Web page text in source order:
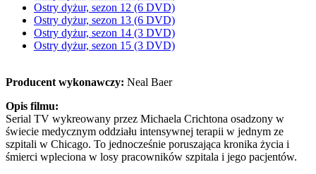
Ostry dyżur, sezon 12 (6 DVD)
Ostry dyżur, sezon 13 (6 DVD)
Ostry dyżur, sezon 14 (3 DVD)
Ostry dyżur, sezon 15 (3 DVD)
Producent wykonawczy: Neal Baer
Opis filmu:
Serial TV wykreowany przez Michaela Crichtona osadzony w
świecie medycznym oddziału intensywnej terapii w jednym ze
szpitali w Chicago. To jednocześnie poruszająca kronika życia i
śmierci wpleciona w losy pracowników szpitala i jego pacjentów.